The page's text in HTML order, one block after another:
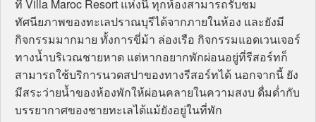
ที่ Villa Maroc Resort แห่งนี้ ทุกห้องสามารถรับชม
ทัศนียภาพของทะเลปราณบุรีได้จากภายในห้อง และยังมี
กิจกรรมมากมาย ทั้งการขี่ม้า ล่องเรือ กิจกรรมแอดเวนเจอร์
ทางน้ำบริเวณชายหาด แต่หากอยากพักผ่อนอยู่ที่รีสอร์ทก็
สามารถใช้บริการนวดสปาของทางรีสอร์ทได้ นอกจากนี้ ยัง
มีสระว่ายน้ำของห้องพักให้ผ่อนคลายในความสงบ ดื่มด่ำกับ
บรรยากาศของชายทะเลได้แม้ยังอยู่ในที่พัก